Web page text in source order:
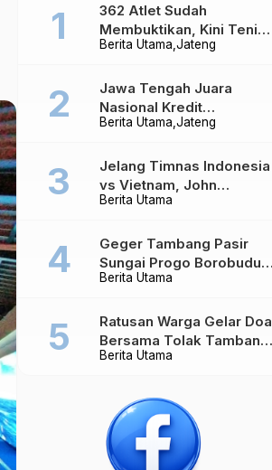
Berita Utama Jateng
362 Atlet Sudah
Membuktikan, Kini Tenis
Meja Jateng Dibidik Jadi
Berita Utama Jateng
Jawa Tengah Juara
Nasional Kredit
Perumahan, Realisasi
Berita Utama
Jelang Timnas Indonesia
vs Vietnam, John
Herdman Ungkap Hal
Berita Utama
Geger Tambang Pasir
Sungai Progo Borobudur,
Warga Sambeng Hentikan
Berita Utama
Ratusan Warga Gelar Doa
Bersama Tolak Tambang
Pasir di Sungai Progo